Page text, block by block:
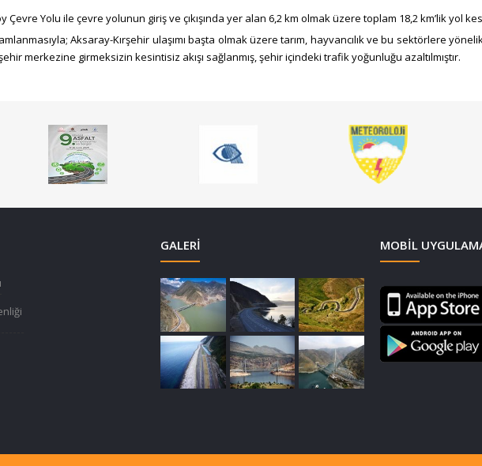
Yolu ile çevre yolunun giriş ve çıkışında yer alan 6,2 km olmak üzere toplam 18,2 km’lik yol
Aksaray-Kırşehir ulaşımı başta olmak üzere tarım, hayvancılık ve bu sektörlere
merkezine girmeksizin kesintisiz akışı sağlanmış, şehir içindeki trafik yoğunluğu azaltılmıştır.
GALERI MOBIL